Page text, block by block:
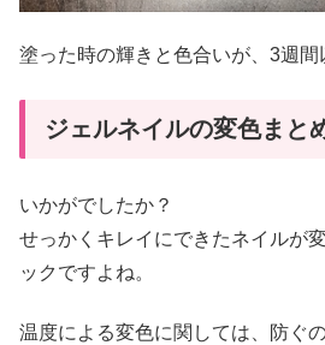
塗った時の輝きと色合いが、3週間
ジェルネイルの変色まと
いかがでしたか？
せっかくキレイにできたネイルが
ックですよね。
温度による変色に関しては、防ぐ